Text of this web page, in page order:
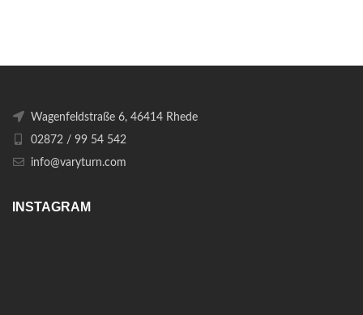
Wagenfeldstraße 6, 46414 Rhede
02872 / 99 54 542
info@varyturn.com
INSTAGRAM